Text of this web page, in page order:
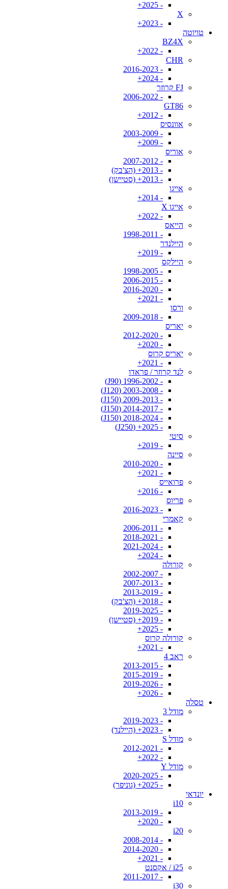
- 2025+
X
- 2023+
טויוטה
BZ4X
- 2022+
CHR
- 2016-2023
- 2024+
FJ קרוזר
- 2006-2022
GT86
- 2012+
אוונסיס
- 2003-2009
- 2009+
אוריס
- 2007-2012
- 2013+ (הצ'בק)
- 2013+ (סטיישן)
אייגו
- 2014+
אייגו X
- 2022+
הייאס
- 1998-2011
היילנדר
- 2019+
היילקס
- 1998-2005
- 2006-2015
- 2016-2020
- 2021+
ורסו
- 2009-2018
יאריס
- 2012-2020
- 2020+
יאריס קרוס
- 2021+
לנד קרוזר / פראדו
- 1996-2002 (J90)
- 2003-2008 (J120)
- 2009-2013 (J150)
- 2014-2017 (J150)
- 2018-2024 (J150)
- 2025+ (J250)
סיטי
- 2019+
סיינה
- 2010-2020
- 2021+
פרואייס
- 2016+
פריוס
- 2016-2023
קאמרי
- 2006-2011
- 2018-2021
- 2021-2024
- 2024+
קורולה
- 2002-2007
- 2007-2013
- 2013-2019
- 2018+ (הצ'בק)
- 2019-2025
- 2019+ (סטיישן)
- 2025+
קורולה קרוס
- 2021+
ראב 4
- 2013-2015
- 2015-2019
- 2019-2026
- 2026+
טסלה
מודל 3
- 2019-2023
- 2023+ (היילנד)
מודל S
- 2012-2021
- 2022+
מודל Y
- 2020-2025
- 2025+ (גוניפר)
יונדאי
i10
- 2013-2019
- 2020+
i20
- 2008-2014
- 2014-2020
- 2021+
i25 / אקסנט
- 2011-2017
i30